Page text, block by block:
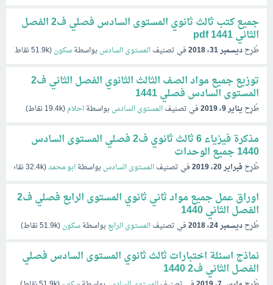
جميع كتب ثالث ثانوي المستوى السادس فصلي ف2 الفصل
الثاني 1441 pdf
طُرِحديسمبر 31، 2018 في تصنيفالمستوى السادسبواسطةسكون(
51.9kنقاط)
توزيع جميع مواد الصف الثالث الثانوي الفصل الثاني ف2
المستوى السادس فصلي 1441
طُرِحيناير 9، 2019 في تصنيفالمستوى السادسبواسطةاحلام(
19.4kنقاط)
مذكرة فيزياء 6 ثالث ثانوي ف2 فصلي المستوى السادس
1440 جميع الوحدات
طُرِحفبراير 20، 2019 في تصنيفالمستوى السادسبواسطةابو محمد(
32.4kنقاط)
اوراق عمل جميع مواد ثاني ثانوي المستوى الرابع فصلي ف2
الفصل الثاني 1440
طُرِحديسمبر 24، 2018 في تصنيفالمستوى الرابعبواسطةسكون(
51.9kنقاط)
نماذج اسئلة اختبارات ثالث ثانوي المستوى السادس فصلي
الفصل الثاني ف2 1440